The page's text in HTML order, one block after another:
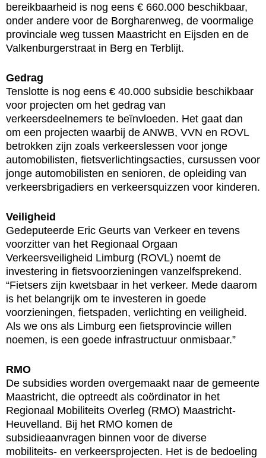
bereikbaarheid is nog eens € 660.000 beschikbaar,
onder andere voor de Borgharenweg, de voormalige
provinciale weg tussen Maastricht en Eijsden en de
Valkenburgerstraat in Berg en Terblijt.
Gedrag
Tenslotte is nog eens € 40.000 subsidie beschikbaar
voor projecten om het gedrag van
verkeersdeelnemers te beïnvloeden. Het gaat dan
om een projecten waarbij de ANWB, VVN en ROVL
betrokken zijn zoals verkeerslessen voor jonge
automobilisten, fietsverlichtingsacties, cursussen voor
jonge automobilisten en senioren, de opleiding van
verkeersbrigadiers en verkeersquizzen voor kinderen.
Veiligheid
Gedeputeerde Eric Geurts van Verkeer en tevens
voorzitter van het Regionaal Orgaan
Verkeersveiligheid Limburg (ROVL) noemt de
investering in fietsvoorzieningen vanzelfsprekend.
“Fietsers zijn kwetsbaar in het verkeer. Mede daarom
is het belangrijk om te investeren in goede
voorzieningen, fietspaden, verlichting en veiligheid.
Als we ons als Limburg een fietsprovincie willen
noemen, is een goede infrastructuur onmisbaar.”
RMO
De subsidies worden overgemaakt naar de gemeente
Maastricht, die optreedt als coördinator in het
Regionaal Mobiliteits Overleg (RMO) Maastricht-
Heuvelland. Bij het RMO komen de
subsidieaanvragen binnen voor de diverse
mobiliteits- en verkeersprojecten. Het is de bedoeling